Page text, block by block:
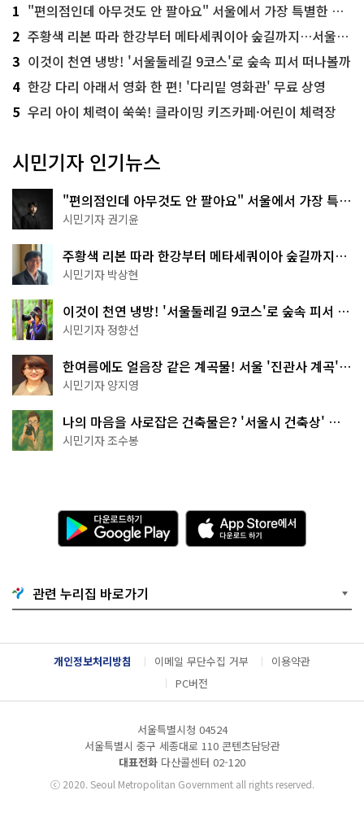
1 "편의점인데 아무것도 안 팔아요" 서울에서 가장 특별한 편의점의 정체
2 주황색 리본 따라 한강부터 메타세쿼이아 숲길까지…서울둘레길 15코스
3 이것이 천연 냉방! '서울둘레길 9코스'로 숲속 피서 떠나볼까
4 한강 다리 아래서 영화 한 편! '다리밑 영화관' 무료 상영
5 우리 아이 체력이 쑥쑥! 클라이밍 키즈카페·어린이 체력장
시민기자 인기뉴스
"편의점인데 아무것도 안 팔아요" 서울에서 가장 특별
한 편의점의 정체
시민기자 권기윤
주황색 리본 따라 한강부터 메타세쿼이아 숲길까지…
서울둘레길 15코스
시민기자 박상현
이것이 천연 냉방! '서울둘레길 9코스'로 숲속 피서 떠
나볼까
시민기자 정향선
한여름에도 얼음장 같은 계곡물! 서울 '진관사 계곡'이
천국이네~
시민기자 양지영
나의 마음을 사로잡은 건축물은? '서울시 건축상' 수
상작 공개!
시민기자 조수봉
다
운
로
기
G
o
g
l
e
l
A
p
p
e
서
다
운
드
관련 누리집 바로가기
개인정보처리방침 이메일 무단수집 거부
이용약관
PC버전
서울특별시청 04524
서울특별시 중구 세종대로 110 콘텐츠담당관
대표전화 다산콜센터 02-120
ⓒ2020. Seoul Metropolitan Government all rights reserved.